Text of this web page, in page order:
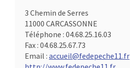
3 Chemin de Serres
11000 CARCASSONNE
Téléphone : 04.68.25.16.03
Fax : 04.68.25.67.73
Email : accueil@fedepeche11.fr